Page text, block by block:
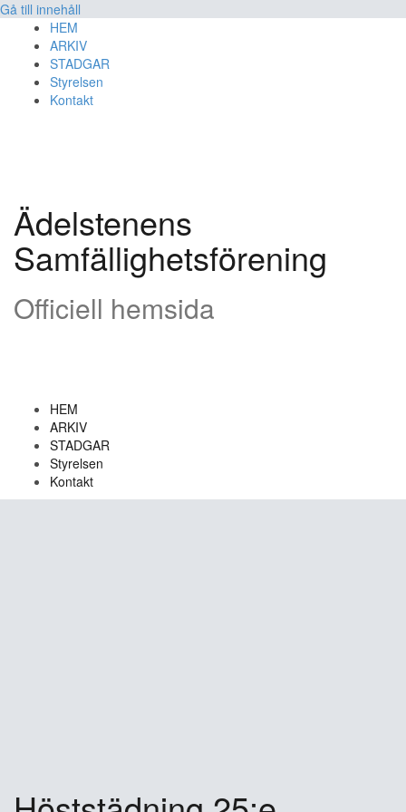
Gå till innehåll
HEM
ARKIV
STADGAR
Styrelsen
Kontakt
Ädelstenens
Samfällighetsförening
Officiell hemsida
HEM
ARKIV
STADGAR
Styrelsen
Kontakt